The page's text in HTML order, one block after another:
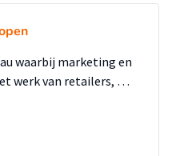
waarbij marketing en
werk van retailers, …